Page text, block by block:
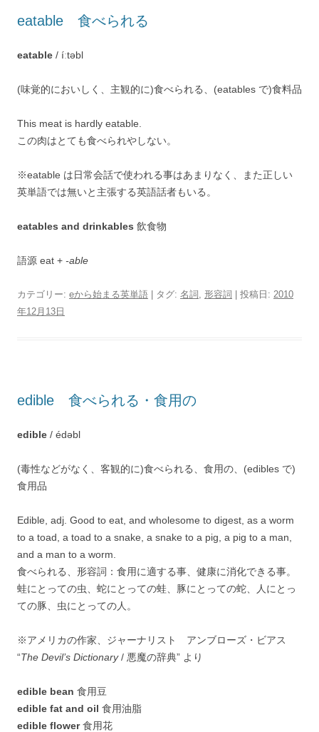
eatable 食べられる
eatable / íːtəbl
(味覚的においしく、主観的に)食べられる、(eatables で)食料品
This meat is hardly eatable.
この肉はとても食べられやしない。
※eatable は日常会話で使われる事はあまりなく、また正しい
英単語では無いと主張する英語話者もいる。
eatables and drinkables 飲食物
語源 eat + -able
カテゴリー: eから始まる英単語 | タグ: 名詞 , 形容詞 | 投稿日: 2010
年12月13日
edible 食べられる・食用の
edible / édəbl
(毒性などがなく、客観的に)食べられる、食用の、(edibles で)
食用品
Edible, adj. Good to eat, and wholesome to digest, as a worm
to a toad, a toad to a snake, a snake to a pig, a pig to a man,
and a man to a worm.
食べられる、形容詞：食用に適する事、健康に消化できる事。
蛙にとっての虫、蛇にとっての蛙、豚にとっての蛇、人にとっ
ての豚、虫にとっての人。
※アメリカの作家、ジャーナリスト アンブローズ・ビアス
“The Devil’s Dictionary/ 悪魔の辞典” より
edible bean 食用豆
edible fat and oil 食用油脂
edible flower食用花